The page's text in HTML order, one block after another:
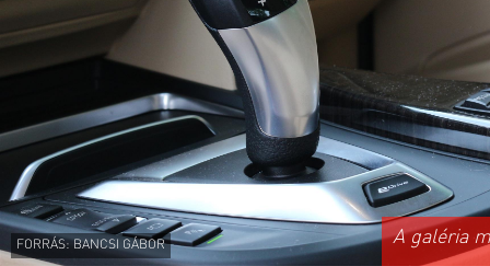
FORRÁS: BANCSI GÁBOR A galéria